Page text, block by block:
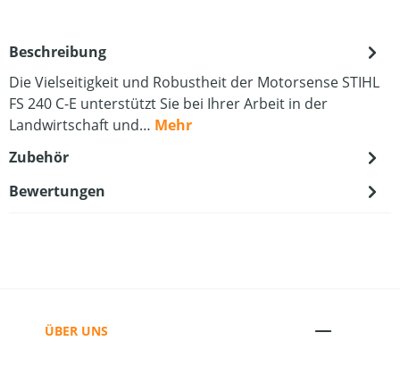
Beschreibung
Die Vielseitigkeit und Robustheit der Motorsense STIHL
FS 240 C-E unterstützt Sie bei Ihrer Arbeit in der
Landwirtschaft und… Mehr
Zubehör
Bewertungen
ÜBER UNS